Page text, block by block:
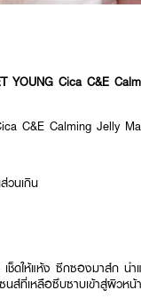
YOUNG Cica C&E
C&E Calming Jelly
วนเกิน
เช็ดให้แห้ง ซีกซองมาส์ก
ส์ที่เหลือซึบซาบเข้าสู่ผิวห